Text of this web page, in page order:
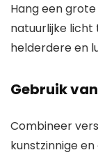
Hang een
natuurlijke licht
helderdere en
Gebruik
Combineer
kunstzinnige